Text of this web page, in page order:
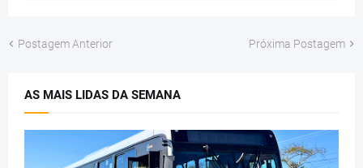
Postagem Anterior Próxima Postagem
AS MAIS LIDAS DA SEMANA